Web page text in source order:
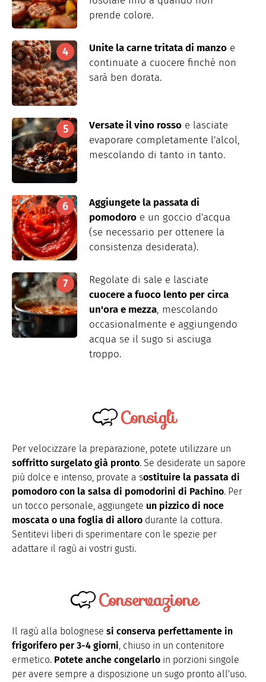
prende colore.
Unite la carne tritata di manzo e
continuate a cuocere finché non
sarà ben dorata.
Versate il vino rosso e lasciate
evaporare completamente l'alcol,
mescolando di tanto in tanto.
Aggiungete la passata di
pomodoro e un goccio d'acqua
(se necessario per ottenere la
consistenza desiderata).
Regolate di sale e lasciate
cuocere a fuoco lento per circa
un'ora e mezza, mescolando
occasionalmente e aggiungendo
acqua se il sugo si asciuga
troppo.
Consigli
Per velocizzare la preparazione, potete utilizzare un
soffritto surgelato già pronto. Se desiderate un sapore
più dolce e intenso, provate a sostituire la passata di
pomodoro con la salsa di pomodorini di Pachino. Per
un tocco personale, aggiungete un pizzico di noce
moscata o una foglia di alloro durante la cottura.
Sentitevi liberi di sperimentare con le spezie per
adattare il ragù ai vostri gusti.
Conservazione
Il ragù alla bolognese si conserva perfettamente in
frigorifero per 3-4 giorni, chiuso in un contenitore
ermetico. Potete anche congelarlo in porzioni singole
per avere sempre a disposizione un sugo pronto all'uso.